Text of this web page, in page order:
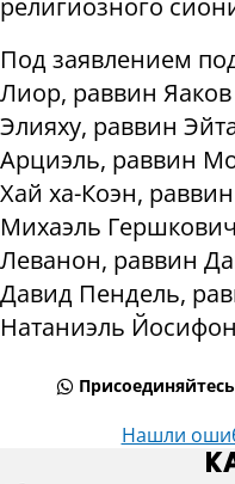
религиозного
Под заявлением
Лиор, раввин
Элияху, раввин
Арциэль, раввин
Хай ха-Коэн,
Михаэль
Леванон, раввин
Давид Пендель,
Натаниэль
Нашли